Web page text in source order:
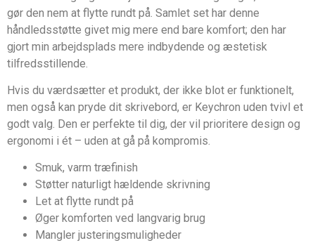
gør den nem at flytte rundt på. Samlet set har denne
håndledsstøtte givet mig mere end bare komfort; den har
gjort min arbejdsplads mere indbydende og æstetisk
tilfredsstillende.
Hvis du værdsætter et produkt, der ikke blot er funktionelt,
men også kan pryde dit skrivebord, er Keychron uden tvivl et
godt valg. Den er perfekte til dig, der vil prioritere design og
ergonomi i ét – uden at gå på kompromis.
Smuk, varm træfinish
Støtter naturligt hældende skrivning
Let at flytte rundt på
Øger komforten ved langvarig brug
Mangler justeringsmuligheder